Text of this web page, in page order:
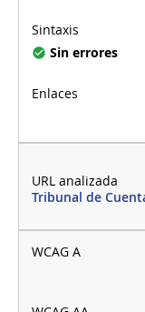
Sin errores
Tribunal de